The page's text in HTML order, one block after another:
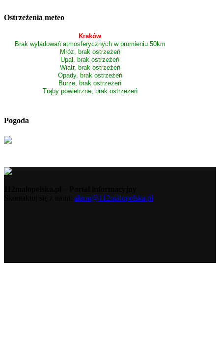
Ostrzeżenia meteo
Kraków
Brak wyładowań atmosferycznych w promieniu 50km
Mróz, brak ostrzeżeń
Upał, brak ostrzeżeń
Wiatr, brak ostrzeżeń
Opady, brak ostrzeżeń
Burze, brak ostrzeżeń
Trąby powietrzne, brak ostrzeżeń
Pogoda
alarm@112malopolska.pl